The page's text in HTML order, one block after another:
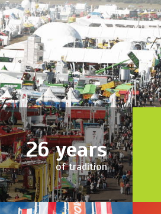
26years
of tradition